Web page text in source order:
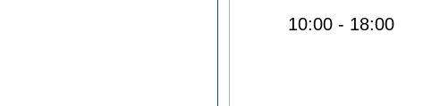
10:00 - 18:00